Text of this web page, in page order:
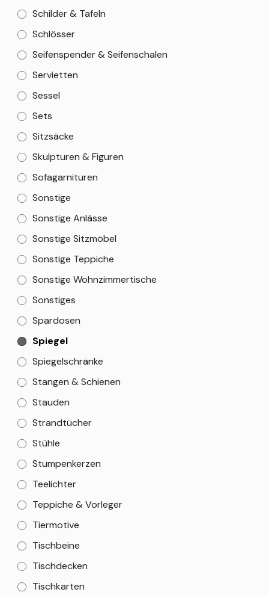
Schilder & Tafeln
Schlösser
Seifenspender & Seifenschalen
Servietten
Sessel
Sets
Sitzsäcke
Skulpturen & Figuren
Sofagarnituren
Sonstige
Sonstige Anlässe
Sonstige Sitzmöbel
Sonstige Teppiche
Sonstige Wohnzimmertische
Sonstiges
Spardosen
Spiegel
Spiegelschränke
Stangen & Schienen
Stauden
Strandtücher
Stühle
Stumpenkerzen
Teelichter
Teppiche & Vorleger
Tiermotive
Tischbeine
Tischdecken
Tischkarten